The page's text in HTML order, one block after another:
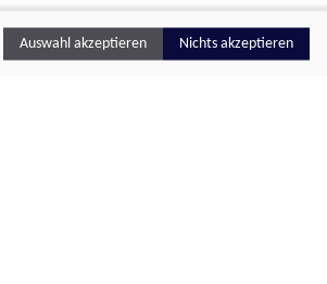
Auswahl akzeptieren Nichts akzeptieren